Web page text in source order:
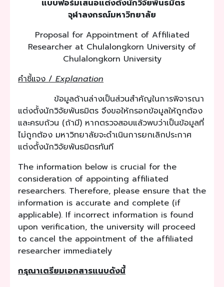
แบบฟอร์มเสนอแต่งตั้งนักวิจัยพันธมิตร
จุฬาลงกรณ์มหาวิทยาลัย
Proposal for Appointment of Affiliated
Researcher at Chulalongkorn University of
Chulalongkorn University
คำชี้แจง /Explanation
ข้อมูลด้านล่างเป็นส่วนสำคัญในการพิจารณา
แต่งตั้งนักวิจัยพันธมิตร จึงขอให้กรอกข้อมูลให้ถูกต้อง
และครบถ้วน (ถ้ามี) หากตรวจสอบแล้วพบว่าเป็นข้อมูลที่
ไม่ถูกต้อง มหาวิทยาลัยจะดำเนินการยกเลิกประกาศ
แต่งตั้งนักวิจัยพันธมิตรทันที
The information below is crucial for the
consideration of appointing affiliated
researchers. Therefore, please ensure that the
information is accurate and complete (if
applicable). If incorrect information is found
upon verification, the university will proceed
to cancel the appointment of the affiliated
researcher immediately
กรุณาเตรียมเอกสารแนบดังนี้